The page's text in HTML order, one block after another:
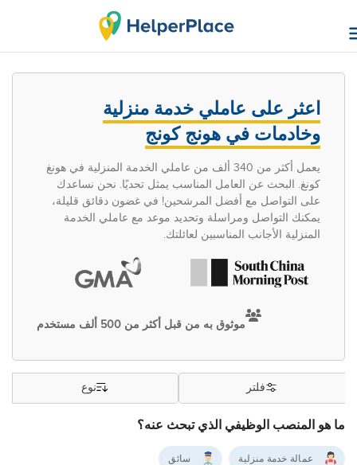
اعثر على عاملي خدمة منزلية
وخادمات في هونج كونج
يعمل أكثر من 340 ألف من عاملي الخدمة المنزلية في هونغ
كونغ. البحث عن العامل المناسب يمثل تحديًا. نحن نساعدك
على التواصل مع أفضل المرشحين! في غضون دقائق قليلة،
يمكنك التواصل ومراسلة وتحديد موعد مع عاملي الخدمة
المنزلية الأجانب المناسبين لعائلتك.
موثوق به من قبل أكثر من 500 ألف مستخدم
ما هو المنصب الوظيفي الذي تبحث عنه؟
فلتر نوع
عمالة خدمة منزلية سائق